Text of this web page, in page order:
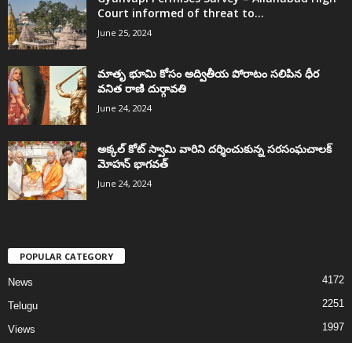
Court informed of threat to...
June 25, 2024
మాతృ భూమి కోసం అద్వితీయ పోరాటం సలిపిన ధీర
వనిత రాణి దుర్గావతి
June 24, 2024
అక్కల్‌ కోట్‌ స్వామి వారిని దర్శించుకున్న సరసంఘచాలక్
మోహన్ భాగవత్
June 24, 2024
POPULAR CATEGORY
News 4172
Telugu 2251
Views 1997